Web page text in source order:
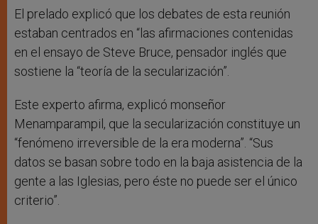
El prelado explicó que los debates de esta reunión
estaban centrados en “las afirmaciones contenidas
en el ensayo de Steve Bruce, pensador inglés que
sostiene la “teoría de la secularización”.
Este experto afirma, explicó monseñor
Menamparampil, que la secularización constituye un
“fenómeno irreversible de la era moderna”. “Sus
datos se basan sobre todo en la baja asistencia de la
gente a las Iglesias, pero éste no puede ser el único
criterio”.